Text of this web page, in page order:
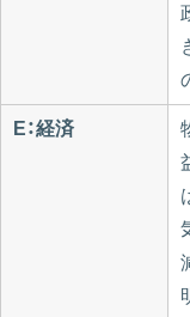
E：経済